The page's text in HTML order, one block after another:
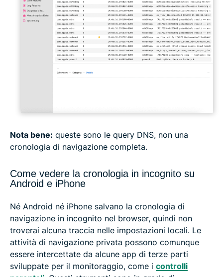
Nota bene: queste sono le query DNS, non una
cronologia di navigazione completa.
Come vedere la cronologia in incognito su
Android e iPhone
Né Android né iPhone salvano la cronologia di
navigazione in incognito nel browser, quindi non
troverai alcuna traccia nelle impostazioni locali. Le
attività di navigazione privata possono comunque
essere intercettate da alcune app di terze parti
sviluppate per il monitoraggio, come i controlli